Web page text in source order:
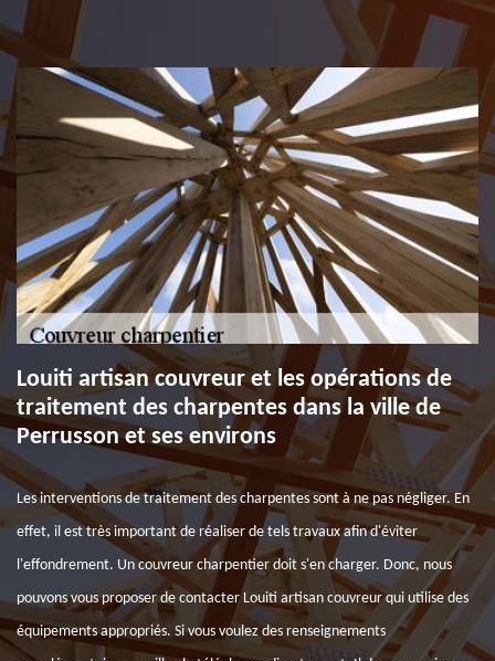
Louiti artisan couvreur et les opérations de
traitement des charpentes dans la ville de
Perrusson et ses environs
Les interventions de traitement des charpentes sont à ne pas négliger. En
effet, il est très important de réaliser de tels travaux afin d'éviter
l'effondrement. Un couvreur charpentier doit s'en charger. Donc, nous
pouvons vous proposer de contacter Louiti artisan couvreur qui utilise des
équipements appropriés. Si vous voulez des renseignements